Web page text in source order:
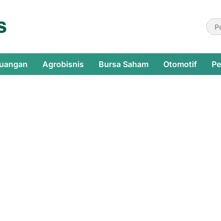
Agrobisnis Bursa Saham Otomotif